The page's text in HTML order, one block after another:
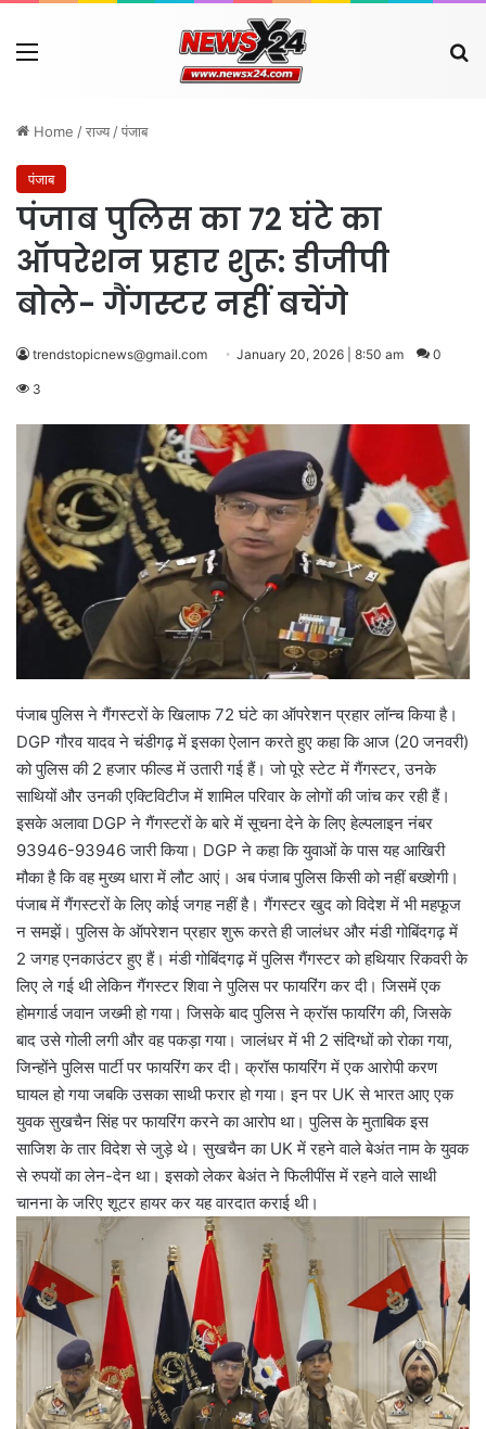
Menu
Home /राज्य /पंजाब
पंजाब
पंजाब पुलिस का 72 घंटे का
ऑपरेशन प्रहार शुरू: डीजीपी
बोले- गैंगस्टर नहीं बचेंगे
trendstopicnews@gmail.com January 20, 2026 | 8:50 am 0
3
पंजाब पुलिस ने गैंगस्टरों के खिलाफ 72 घंटे का ऑपरेशन प्रहार लॉन्च किया है।
DGP गौरव यादव ने चंडीगढ़ में इसका ऐलान करते हुए कहा कि आज (20 जनवरी)
को पुलिस की 2 हजार फील्ड में उतारी गई हैं। जो पूरे स्टेट में गैंगस्टर, उनके
साथियों और उनकी एक्टिविटीज में शामिल परिवार के लोगों की जांच कर रही हैं।
इसके अलावा DGP ने गैंगस्टरों के बारे में सूचना देने के लिए हेल्पलाइन नंबर
93946-93946 जारी किया। DGP ने कहा कि युवाओं के पास यह आखिरी
मौका है कि वह मुख्य धारा में लौट आएं। अब पंजाब पुलिस किसी को नहीं बख्शेगी।
पंजाब में गैंगस्टरों के लिए कोई जगह नहीं है। गैंगस्टर खुद को विदेश में भी महफूज
न समझें। पुलिस के ऑपरेशन प्रहार शुरू करते ही जालंधर और मंडी गोबिंदगढ़ में
2 जगह एनकाउंटर हुए हैं। मंडी गोबिंदगढ़ में पुलिस गैंगस्टर को हथियार रिकवरी के
लिए ले गई थी लेकिन गैंगस्टर शिवा ने पुलिस पर फायरिंग कर दी। जिसमें एक
होमगार्ड जवान जख्मी हो गया। जिसके बाद पुलिस ने क्रॉस फायरिंग की, जिसके
बाद उसे गोली लगी और वह पकड़ा गया। जालंधर में भी 2 संदिग्धों को रोका गया,
जिन्होंने पुलिस पार्टी पर फायरिंग कर दी। क्रॉस फायरिंग में एक आरोपी करण
घायल हो गया जबकि उसका साथी फरार हो गया। इन पर UK से भारत आए एक
युवक सुखचैन सिंह पर फायरिंग करने का आरोप था। पुलिस के मुताबिक इस
साजिश के तार विदेश से जुड़े थे। सुखचैन का UK में रहने वाले बेअंत नाम के युवक
से रुपयों का लेन-देन था। इसको लेकर बेअंत ने फिलीपींस में रहने वाले साथी
चानना के जरिए शूटर हायर कर यह वारदात कराई थी।